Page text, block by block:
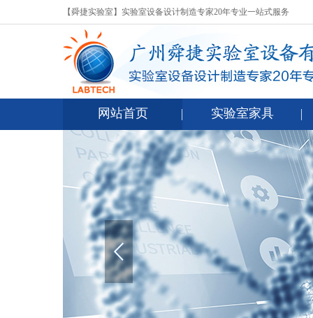
【舜捷实验室】实验室设备设计制造专家20年专业一站式服务
网站首页 实验室家具